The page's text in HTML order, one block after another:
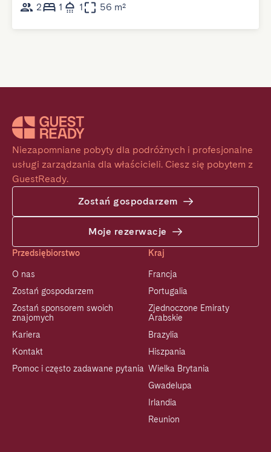
2
1 1 56 m²
Niezapomniane pobyty dla podróżnych i profesjonalne
usługi zarządzania dla właścicieli. Ciesz się pobytem z
GuestReady.
Zostań gospodarzem
Moje rezerwacje
Przedsiębiorstwo
O nas
Zostań gospodarzem
Zostań sponsorem swoich
znajomych
Kariera
Kontakt
Pomoc i często zadawane pytania
Kraj
Francja
Portugalia
Zjednoczone Emiraty
Arabskie
Brazylia
Hiszpania
Wielka Brytania
Gwadelupa
Irlandia
Reunion